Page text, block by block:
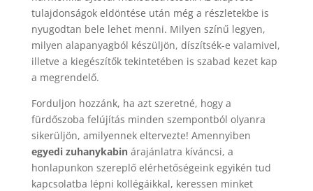
tulajdonságok eldöntése után még a részletekbe is
nyugodtan bele lehet menni. Milyen színű legyen,
milyen alapanyagból készüljön, díszítsék-e valamivel,
illetve a kiegészítők tekintetében is szabad kezet kap
a megrendelő.
Forduljon hozzánk, ha azt szeretné, hogy a
fürdőszoba felújítás minden szempontból olyanra
sikerüljön, amilyennek eltervezte! Amennyiben
egyedi zuhanykabinárajánlatra kíváncsi, a
honlapunkon szereplő elérhetőségeink egyikén tud
kapcsolatba lépni kollégáikkal, keressen minket